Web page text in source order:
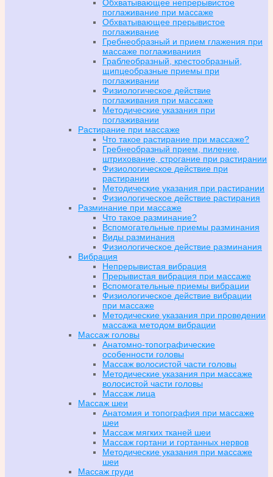
Обхватывающее непрерывистое
поглаживание при массаже
Обхватывающее прерывистое
поглаживание
Гребнеобразный и прием глажения при
массаже поглаживаниия
Граблеобразный, крестообразный,
щипцеобразные приемы при
поглаживании
Физиологическое действие
поглаживания при массаже
Методические указания при
поглаживании
Растирание при массаже
Что такое растирание при массаже?
Гребнеобразный прием, пиление,
штрихование, строгание при растирании
Физиологическое действие при
растирании
Методические указания при растирании
Физиологическое действие растирания
Разминание при массаже
Что такое разминание?
Вспомогательные приемы разминания
Виды разминания
Физиологическое действие разминания
Вибрация
Непрерывистая вибрация
Прерывистая вибрация при массаже
Вспомогательные приемы вибрации
Физиологическое действие вибрации
при массаже
Методические указания при проведении
массажа методом вибрации
Массаж головы
Анатомно-топографические
особенности головы
Массаж волосистой части головы
Методические указания при массаже
волосистой части головы
Массаж лица
Массаж шеи
Анатомия и топография при массаже
шеи
Массаж мягких тканей шеи
Массаж гортани и гортанных нервов
Методические указания при массаже
шеи
Массаж груди